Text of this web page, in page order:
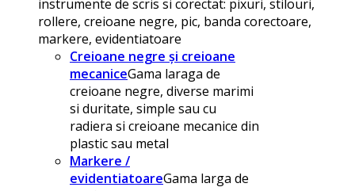
instrumente de scris si corectat: pixuri, stilouri,
rollere, creioane negre, pic, banda corectoare,
markere, evidentiatoare
Creioane negre și creioane
mecaniceGama laraga de
creioane negre, diverse marimi
si duritate, simple sau cu
radiera si creioane mecanice din
plastic sau metal
Markere /
evidentiatoareGama larga de